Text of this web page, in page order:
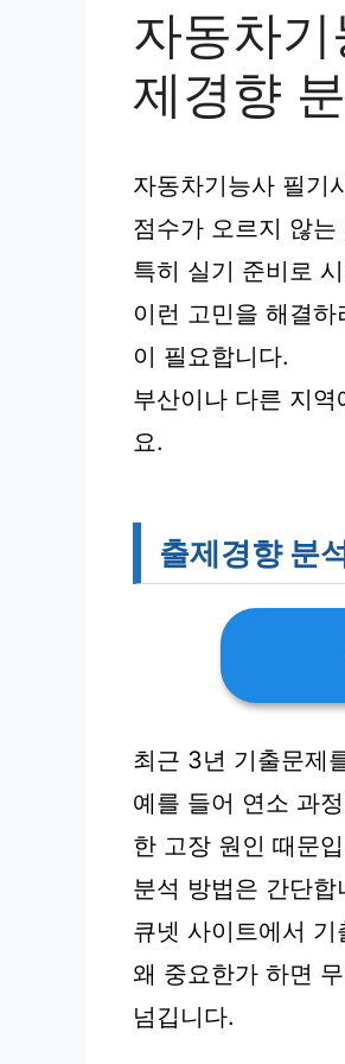
자동차
제경향
자동차기능사 필기
점수가 오르지 않
특히 실기 준비로
이런 고민을 해결
이 필요합니다.
부산이나 다른 지
요.
출제경향 분
최근 3년 기출문제
예를 들어 연소 과
한 고장 원인 때문
분석 방법은 간단합
큐넷 사이트에서 기
왜 중요한가 하면
넘깁니다.